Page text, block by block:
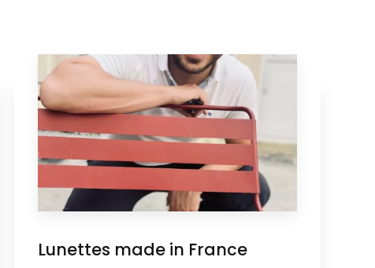
Lunettes made in France